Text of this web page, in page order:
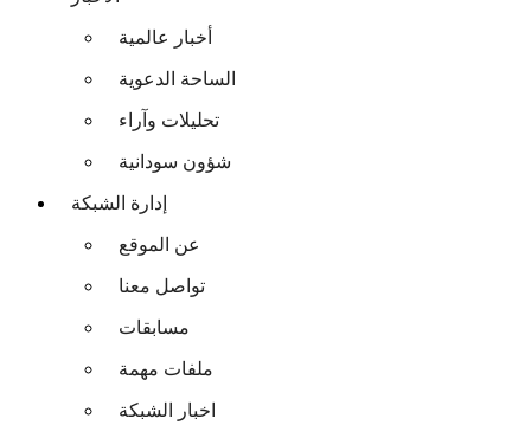
أخبار عالمية
الساحة الدعوية
تحليلات وآراء
شؤون سودانية
إدارة الشبكة
عن الموقع
تواصل معنا
مسابقات
ملفات مهمة
اخبار الشبكة